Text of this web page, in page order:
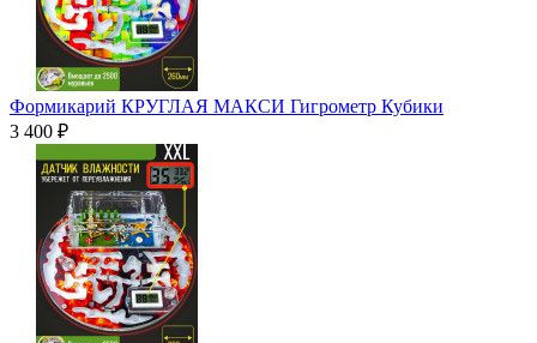
Формикарий КРУГЛАЯ МАКСИ Гигрометр Кубики
3 400 ₽